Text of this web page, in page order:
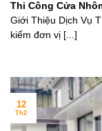
Thi Công Cửa
Cao Cấp
Giới Thiệu Dịch Vụ
kiếm đơn vị [...]
12
Th2